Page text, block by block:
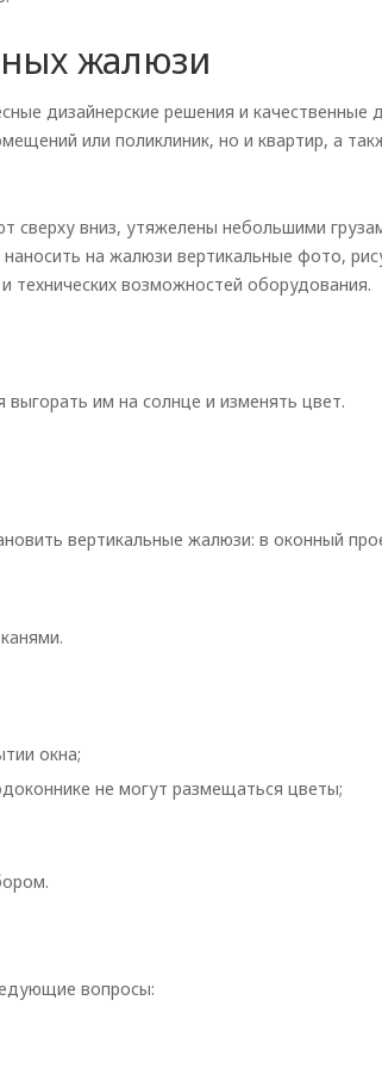
жалюзи
дизайнерские решения и качественные
или поликлиник, но и квартир, а
сверху вниз, утяжелены небольшими
на жалюзи вертикальные фото,
технических возможностей оборудования.
им на солнце и изменять цвет.
вертикальные жалюзи: в оконный
окна;
не могут размещаться цветы;
вопросы: